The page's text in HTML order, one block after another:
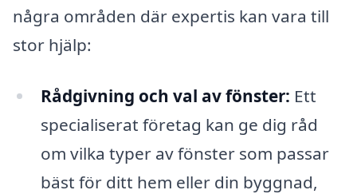
några områden där expertis kan vara till
stor hjälp:
Rådgivning och val av fönster: Ett
specialiserat företag kan ge dig råd
om vilka typer av fönster som passar
bäst för ditt hem eller din byggnad,